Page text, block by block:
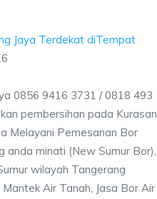
Jaya Terdekat diTempat
0856 9416 3731 / 0818 493
pembersihan pada Kurasan
Melayani Pemesanan Bor
anda minati (New Sumur Bor),
wilayah Tangerang
Air Tanah, Jasa Bor Air